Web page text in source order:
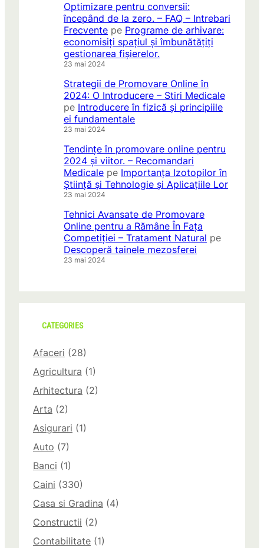
Optimizare pentru conversii:
începând de la zero. – FAQ – Intrebari
Frecvente pe Programe de arhivare:
economisiți spațiul și îmbunătățiți
gestionarea fișierelor.
23 mai 2024
Strategii de Promovare Online în
2024: O Introducere – Stiri Medicale
pe Introducere în fizică și principiile
ei fundamentale
23 mai 2024
Tendințe în promovare online pentru
2024 și viitor. – Recomandari
Medicale pe Importanța Izotopilor în
Știință și Tehnologie și Aplicațiile Lor
23 mai 2024
Tehnici Avansate de Promovare
Online pentru a Rămâne În Fața
Competiției – Tratament Natural pe
Descoperă tainele mezosferei
23 mai 2024
CATEGORIES
Afaceri (28)
Agricultura (1)
Arhitectura (2)
Arta (2)
Asigurari (1)
Auto (7)
Banci (1)
Caini (330)
Casa si Gradina (4)
Constructii (2)
Contabilitate (1)